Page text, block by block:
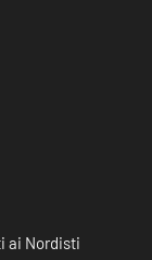
ai Nordisti